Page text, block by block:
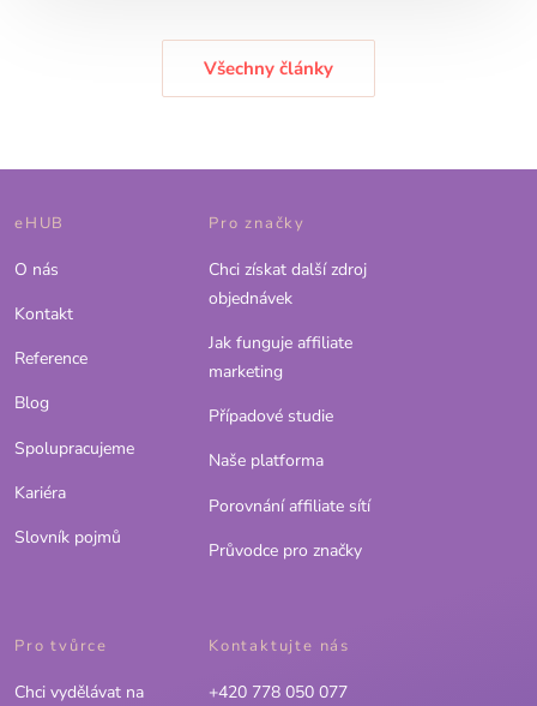
Všechny články
eHUB
O nás
Kontakt
Reference
Blog
Spolupracujeme
Kariéra
Slovník pojmů
Pro značky
Chci získat další zdroj
objednávek
Jak funguje affiliate
marketing
Případové studie
Naše platforma
Porovnání affiliate sítí
Průvodce pro značky
Pro tvůrce
Chci vydělávat na
Kontaktujte nás
+420 778 050 077